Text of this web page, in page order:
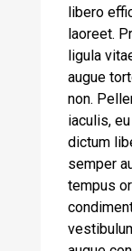
libero
laoreet.
ligula
augue
non.
iaculis,
dictum
semper
tempus